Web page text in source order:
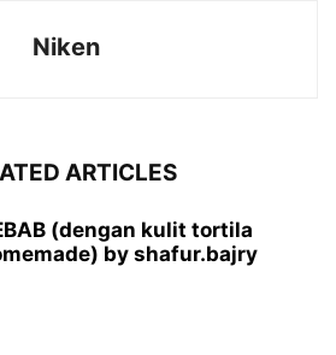
Niken
ARTICLES
(dengan kulit tortila
by shafur.bajry